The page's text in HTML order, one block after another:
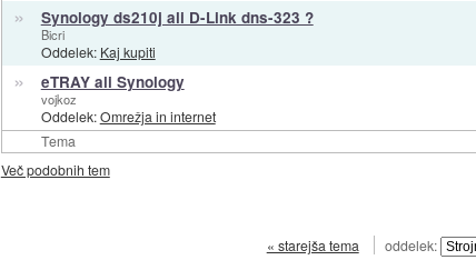
Tema
» Synology ds210j ali D-Link dns-323 ?
Bicri
Oddelek: Kaj kupiti
» eTRAY ali Synology
vojkoz
Oddelek:Omrežja in internet
Več podobnih tem
« starejša tema oddelek: